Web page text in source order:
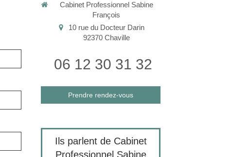
Cabinet Professionnel Sabine
François
10 rue du Docteur Darin
92370 Chaville
06 12 30 31 32
Prendre rendez-vous
Ils parlent de Cabinet
Professionnel Sabine